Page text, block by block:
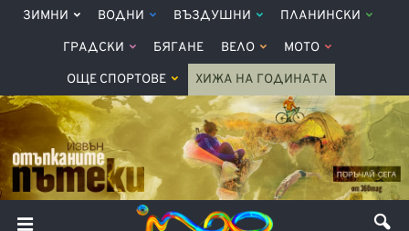
ЗИМНИ ВОДНИ ВЪЗДУШНИ ПЛАНИНСКИ
ГРАДСКИ БЯГАНЕ ВЕЛО МОТО
ОЩЕ СПОРТОВЕ ХИЖА НА ГОДИНАТА